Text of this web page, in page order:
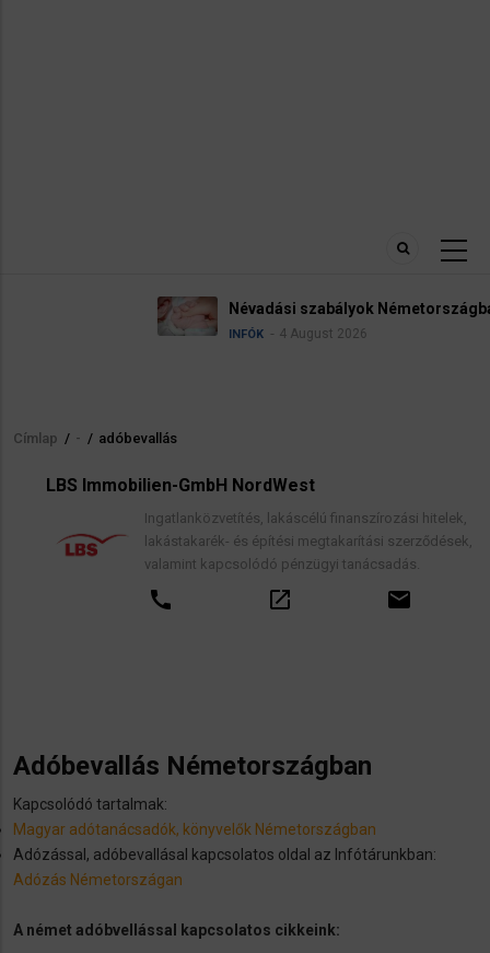
Névadási szabályok Németországban
4 August 2026
Morzsa
Címlap / - / adóbevallás
LBS Immobilien-GmbH NordWest
Ingatlanközvetítés, lakáscélú finanszírozási hitelek,
lakástakarék- és építési megtakarítási szerződések,
valamint kapcsolódó pénzügyi tanácsadás.
Adóbevallás Németországban
Kapcsolódó tartalmak:
Magyar adótanácsadók, könyvelők Németországban
Adózással, adóbevallásal kapcsolatos oldal az Infótárunkban:
Adózás Németországan
A német adóbvellással kapcsolatos cikkeink: